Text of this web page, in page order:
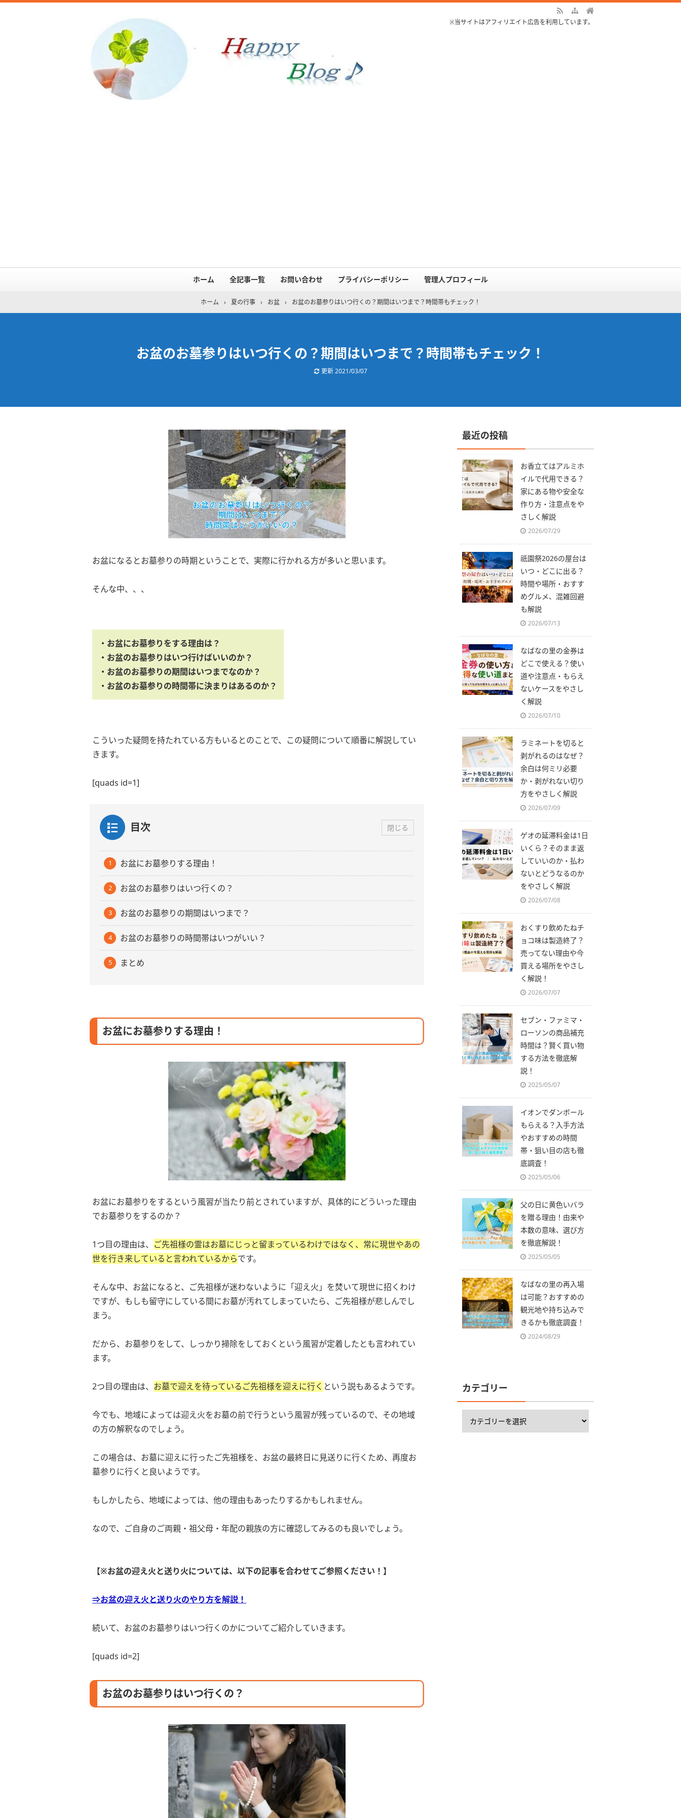
※当サイトはアフィリエイト広告を利用しています。
ホーム 全記事一覧 お問い合わせ プライバシーポリシー 管理人プロフィール
ホーム › 夏の行事 › お盆 › お盆のお墓参りはいつ行くの？期間はいつまで？時間帯もチェック！
お盆のお墓参りはいつ行くの？期間はいつまで？時間帯もチェック！
更新2021/03/07
お盆になるとお墓参りの時期ということで、実際に行かれる方が多いと思います。
そんな中、、、
・お盆にお墓参りをする理由は？
・お盆のお墓参りはいつ行けばいいのか？
・お盆のお墓参りの期間はいつまでなのか？
・お盆のお墓参りの時間帯に決まりはあるのか？
こういった疑問を持たれている方もいるとのことで、この疑問について順番に解説してい
きます。
[quads id=1]
目次 閉じる
お盆にお墓参りする理由！
お盆のお墓参りはいつ行くの？
お盆のお墓参りの期間はいつまで？
お盆のお墓参りの時間帯はいつがいい？
まとめ
お盆にお墓参りする理由！
お盆にお墓参りをするという風習が当たり前とされていますが、具体的にどういった理由
でお墓参りをするのか？
1つ目の理由は、 ご先祖様の霊はお墓にじっと留まっているわけではなく、常に現世やあの
世を行き来していると言われているからです。
そんな中、お盆になると、ご先祖様が迷わないように「迎え火」を焚いて現世に招くわけ
ですが、もしも留守にしている間にお墓が汚れてしまっていたら、ご先祖様が悲しんでし
まう。
だから、お墓参りをして、しっかり掃除をしておくという風習が定着したとも言われてい
ます。
2つ目の理由は、 お墓で迎えを待っているご先祖様を迎えに行く という説もあるようです。
今でも、地域によっては迎え火をお墓の前で行うという風習が残っているので、その地域
の方の解釈なのでしょう。
この場合は、お墓に迎えに行ったご先祖様を、お盆の最終日に見送りに行くため、再度お
墓参りに行くと良いようです。
もしかしたら、地域によっては、他の理由もあったりするかもしれません。
なので、ご自身のご両親・祖父母・年配の親族の方に確認してみるのも良いでしょう。
【※お盆の迎え火と送り火については、以下の記事を合わせてご参照ください！】
⇒お盆の迎え火と送り火のやり方を解説！
続いて、お盆のお墓参りはいつ行くのかについてご紹介していきます。
[quads id=2]
お盆のお墓参りはいつ行くの？
最近の投稿
お香立てはアルミホ
イルで代用できる？
家にある物や安全な
作り方・注意点をや
さしく解説
2026/07/29
祇園祭2026の屋台は
いつ・どこに出る？
時間や場所・おすす
めグルメ、混雑回避
も解説
2026/07/13
なばなの里の金券は
どこで使える？使い
道や注意点・もらえ
ないケースをやさし
く解説
2026/07/10
ラミネートを切ると
剥がれるのはなぜ？
余白は何ミリ必要
か・剥がれない切り
方をやさしく解説
2026/07/09
ゲオの延滞料金は1日
いくら？そのまま返
していいのか・払わ
ないとどうなるのか
をやさしく解説
2026/07/08
おくすり飲めたねチ
ョコ味は製造終了？
売ってない理由や今
買える場所をやさし
く解説！
2026/07/07
セブン・ファミマ・
ローソンの商品補充
時間は？賢く買い物
する方法を徹底解
説！
2025/05/07
イオンでダンボール
もらえる？入手方法
やおすすめの時間
帯・狙い目の店も徹
底調査！
2025/05/06
父の日に黄色いバラ
を贈る理由！由来や
本数の意味、選び方
を徹底解説！
2025/05/05
なばなの里の再入場
は可能？おすすめの
観光地や持ち込みで
きるかも徹底調査！
2024/08/29
カテゴリー